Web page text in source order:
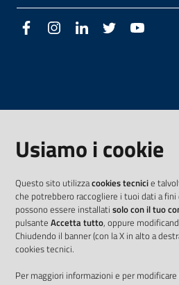
FacebookInstagramLinkedIn Twitter
Usiamo i cookie
Questo sito utilizzacookies tecnicie
che potrebbero raccogliere i tuoi dati a
possono essere installati solo con il tuo
pulsante Accetta tutto, oppure
Chiudendo il banner (con la X in alto a
cookies tecnici.
Per maggiori informazioni e per